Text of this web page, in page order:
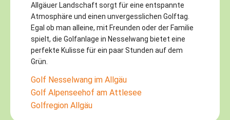
Allgäuer Landschaft sorgt für eine entspannte
Atmosphäre und einen unvergesslichen Golftag.
Egal ob man alleine, mit Freunden oder der Familie
spielt, die Golfanlage in Nesselwang bietet eine
perfekte Kulisse für ein paar Stunden auf dem
Grün.
Golf Nesselwang im Allgäu
Golf Alpenseehof am Attlesee
Golfregion Allgäu